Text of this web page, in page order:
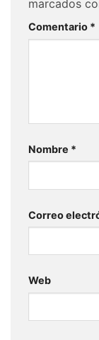
marcados
Comentario *
Nombre *
Correo
Web